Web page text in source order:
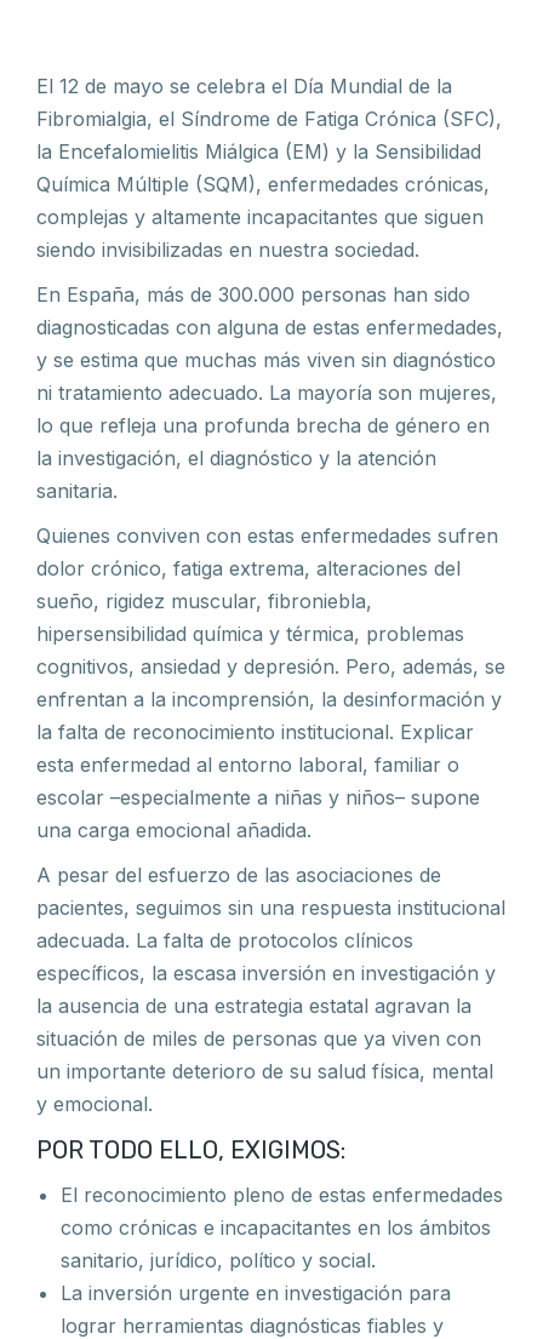
El 12 de mayo se celebra el Día Mundial de la
Fibromialgia, el Síndrome de Fatiga Crónica (SFC),
la Encefalomielitis Miálgica (EM) y la Sensibilidad
Química Múltiple (SQM), enfermedades crónicas,
complejas y altamente incapacitantes que siguen
siendo invisibilizadas en nuestra sociedad.
En España, más de 300.000 personas han sido
diagnosticadas con alguna de estas enfermedades,
y se estima que muchas más viven sin diagnóstico
ni tratamiento adecuado. La mayoría son mujeres,
lo que refleja una profunda brecha de género en
la investigación, el diagnóstico y la atención
sanitaria.
Quienes conviven con estas enfermedades sufren
dolor crónico, fatiga extrema, alteraciones del
sueño, rigidez muscular, fibroniebla,
hipersensibilidad química y térmica, problemas
cognitivos, ansiedad y depresión. Pero, además, se
enfrentan a la incomprensión, la desinformación y
la falta de reconocimiento institucional. Explicar
esta enfermedad al entorno laboral, familiar o
escolar –especialmente a niñas y niños– supone
una carga emocional añadida.
A pesar del esfuerzo de las asociaciones de
pacientes, seguimos sin una respuesta institucional
adecuada. La falta de protocolos clínicos
específicos, la escasa inversión en investigación y
la ausencia de una estrategia estatal agravan la
situación de miles de personas que ya viven con
un importante deterioro de su salud física, mental
y emocional.
POR TODO ELLO, EXIGIMOS:
El reconocimiento pleno de estas enfermedades
como crónicas e incapacitantes en los ámbitos
sanitario, jurídico, político y social.
La inversión urgente en investigación para
lograr herramientas diagnósticas fiables y